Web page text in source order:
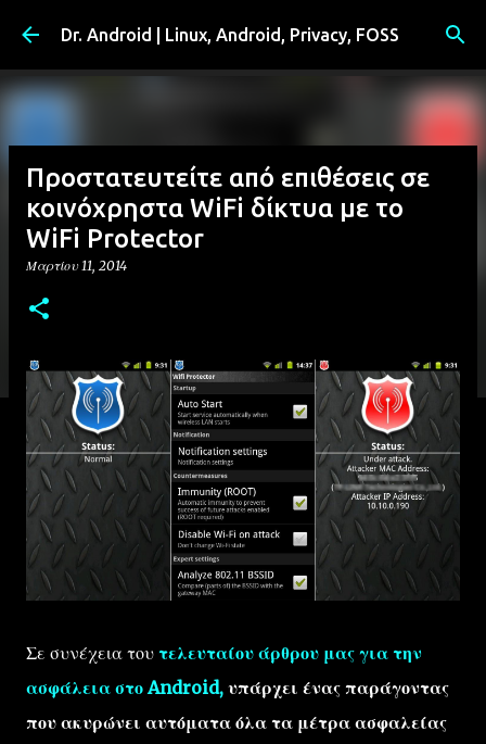
Μετάβαση στο κύριο περιεχόμενο
Dr. Android | Linux, Android, Privacy, FOSS
Προστατευτείτε από επιθέσεις σε
κοινόχρηστα WiFi δίκτυα με το
WiFi Protector
Μαρτίου 11, 2014
Σε συνέχεια του τελευταίου άρθρου μας για την
ασφάλεια στο Android, υπάρχει ένας παράγοντας
που ακυρώνει αυτόματα όλα τα μέτρα ασφαλείας